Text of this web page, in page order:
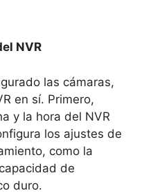
NVR
las cámaras,
en sí. Primero,
y la hora del NVR
los ajustes de
como la
de
duro.